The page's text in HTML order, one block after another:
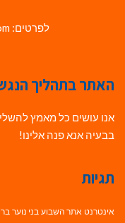
לפרטים: Avihai.ZoomAt@gmail.com
האתר בתהליך
אנו עושים כל מאמץ
בבעיה אנא פנה אלינו!
תגיות
אינטרנט אתר השבוע בני נוער